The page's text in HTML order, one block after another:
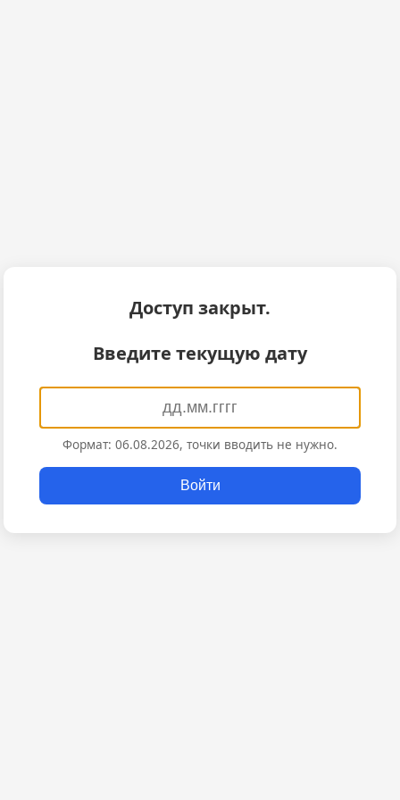
Доступ закрыт.
Введите текущую дату
Формат: 06.08.2026, точки вводить не нужно.
Войти